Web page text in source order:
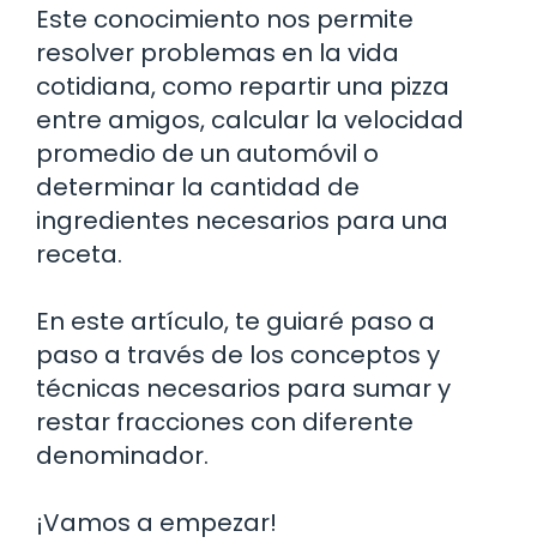
Este conocimiento nos permite
resolver problemas en la vida
cotidiana, como repartir una pizza
entre amigos, calcular la velocidad
promedio de un automóvil o
determinar la cantidad de
ingredientes necesarios para una
receta.
En este artículo, te guiaré paso a
paso a través de los conceptos y
técnicas necesarios para sumar y
restar fracciones con diferente
denominador.
¡Vamos a empezar!